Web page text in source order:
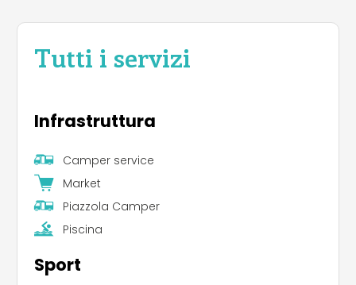
Tutti i servizi
Infrastruttura
Camper service
Market
Piazzola Camper
Piscina
Sport